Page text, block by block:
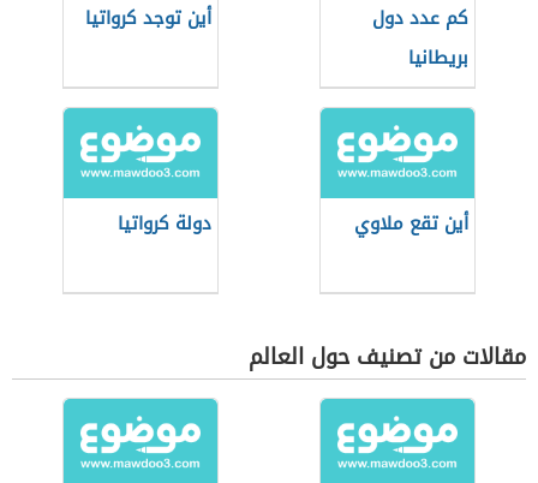
كم عدد دول
بريطانيا
أين توجد كرواتيا
أين تقع ملاوي دولة كرواتيا
مقالات من تصنيف حول العالم